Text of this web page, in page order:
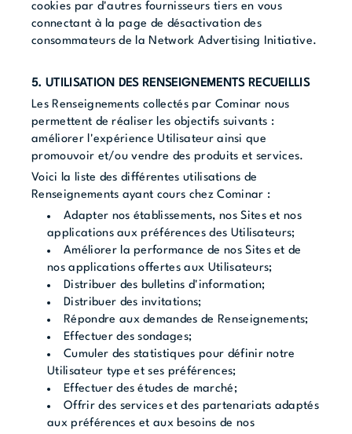
cookies par d'autres fournisseurs tiers en vous
connectant à la page de désactivation des
consommateurs de la Network Advertising Initiative.
5. UTILISATION DES RENSEIGNEMENTS RECUEILLIS
Les Renseignements collectés par Cominar nous
permettent de réaliser les objectifs suivants :
améliorer l'expérience Utilisateur ainsi que
promouvoir et/ou vendre des produits et services.
Voici la liste des différentes utilisations de
Renseignements ayant cours chez Cominar :
Adapter nos établissements, nos Sites et nos
applications aux préférences des Utilisateurs;
Améliorer la performance de nos Sites et de
nos applications offertes aux Utilisateurs;
Distribuer des bulletins d'information;
Distribuer des invitations;
Répondre aux demandes de Renseignements;
Effectuer des sondages;
Cumuler des statistiques pour définir notre
Utilisateur type et ses préférences;
Effectuer des études de marché;
Offrir des services et des partenariats adaptés
aux préférences et aux besoins de nos